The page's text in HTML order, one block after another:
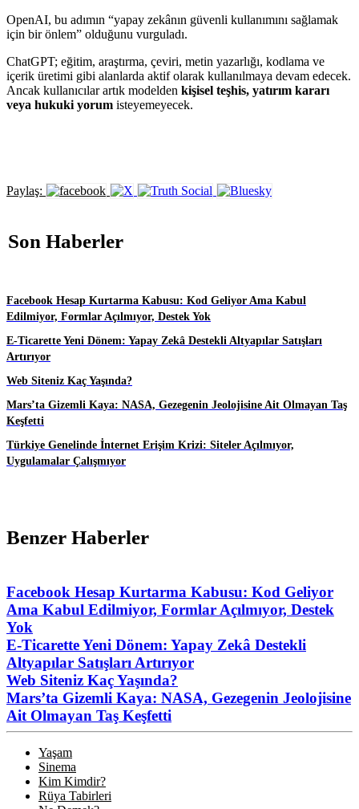
OpenAI, bu adımın “yapay zekânın güvenli kullanımını sağlamak
için bir önlem” olduğunu vurguladı.
ChatGPT; eğitim, araştırma, çeviri, metin yazarlığı, kodlama ve
içerik üretimi gibi alanlarda aktif olarak kullanılmaya devam edecek.
Ancak kullanıcılar artık modelden kişisel teşhis, yatırım kararı
veya hukuki yorum isteyemeyecek.
Paylaş:
Son Haberler
Facebook Hesap Kurtarma Kabusu: Kod Geliyor Ama Kabul
Edilmiyor, Formlar Açılmıyor, Destek Yok
E-Ticarette Yeni Dönem: Yapay Zekâ Destekli Altyapılar Satışları
Artırıyor
Web Siteniz Kaç Yaşında?
Mars’ta Gizemli Kaya: NASA, Gezegenin Jeolojisine Ait Olmayan Taş
Keşfetti
Türkiye Genelinde İnternet Erişim Krizi: Siteler Açılmıyor,
Uygulamalar Çalışmıyor
Benzer Haberler
Facebook Hesap Kurtarma Kabusu: Kod Geliyor
Ama Kabul Edilmiyor, Formlar Açılmıyor, Destek
Yok
E-Ticarette Yeni Dönem: Yapay Zekâ Destekli
Altyapılar Satışları Artırıyor
Web Siteniz Kaç Yaşında?
Mars’ta Gizemli Kaya: NASA, Gezegenin Jeolojisine
Ait Olmayan Taş Keşfetti
Yaşam
Sinema
Kim Kimdir?
Rüya Tabirleri